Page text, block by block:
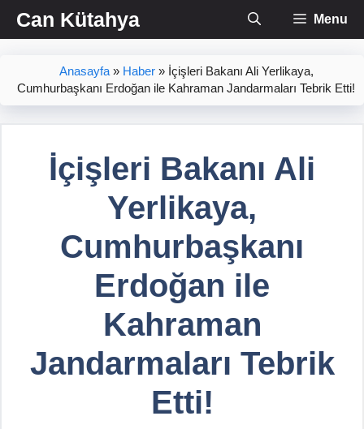
İçeriğe
atlaCan Kütahya Menu
Anasayfa» Haber» İçişleri Bakanı Ali Yerlikaya,
Cumhurbaşkanı Erdoğan ile Kahraman Jandarmaları Tebrik Etti!
İçişleri Bakanı Ali
Yerlikaya,
Cumhurbaşkanı
Erdoğan ile
Kahraman
Jandarmaları Tebrik
Etti!